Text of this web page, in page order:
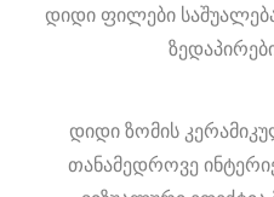
დიდი ფილები
დიდი ზომის
თანამედროვე